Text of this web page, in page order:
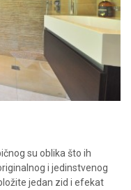
su oblika što ih
i jedinstvenog
jedan zid i efekat